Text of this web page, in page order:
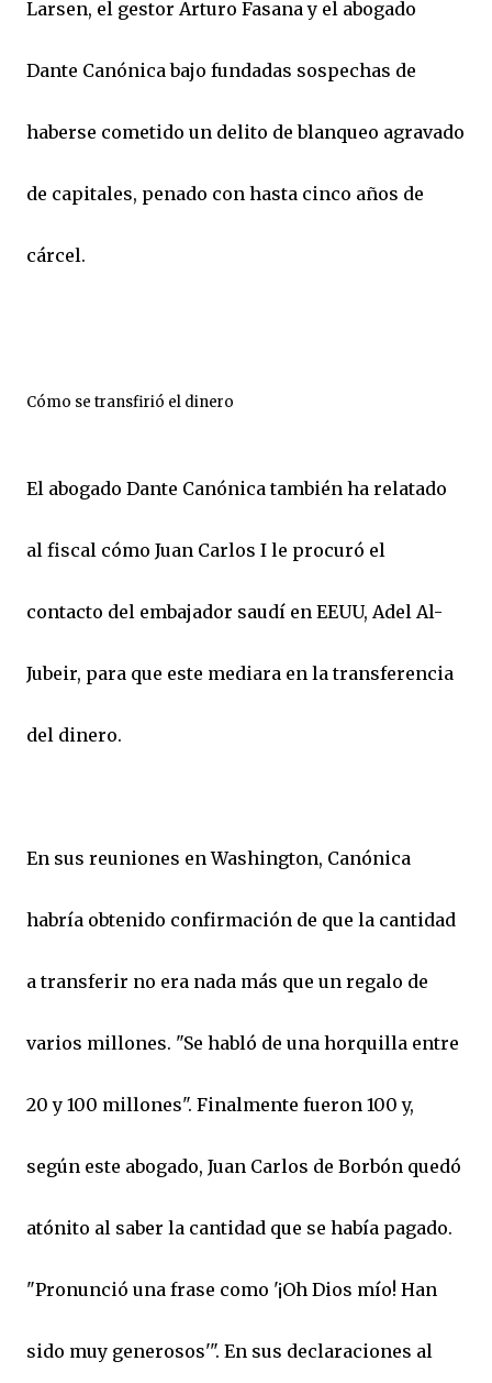
Larsen, el gestor Arturo Fasana y el abogado
Dante Canónica bajo fundadas sospechas de
haberse cometido un delito de blanqueo agravado
de capitales, penado con hasta cinco años de
cárcel.
Cómo se transfirió el dinero
El abogado Dante Canónica también ha relatado
al fiscal cómo Juan Carlos I le procuró el
contacto del embajador saudí en EEUU, Adel Al-
Jubeir, para que este mediara en la transferencia
del dinero.
En sus reuniones en Washington, Canónica
habría obtenido confirmación de que la cantidad
a transferir no era nada más que un regalo de
varios millones. "Se habló de una horquilla entre
20 y 100 millones". Finalmente fueron 100 y,
según este abogado, Juan Carlos de Borbón quedó
atónito al saber la cantidad que se había pagado.
"Pronunció una frase como '¡Oh Dios mío! Han
sido muy generosos'". En sus declaraciones al